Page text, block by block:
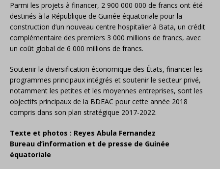
Parmi les projets à financer, 2 900 000 000 de francs ont été
destinés à la République de Guinée équatoriale pour la
construction d’un nouveau centre hospitalier à Bata, un crédit
complémentaire des premiers 3 000 millions de francs, avec
un coût global de 6 000 millions de francs.
Soutenir la diversification économique des États, financer les
programmes principaux intégrés et soutenir le secteur privé,
notamment les petites et les moyennes entreprises, sont les
objectifs principaux de la BDEAC pour cette année 2018
compris dans son plan stratégique 2017-2022.
Texte et photos : Reyes Abula Fernandez
Bureau d’information et de presse de Guinée
équatoriale